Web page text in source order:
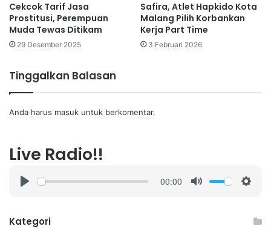
Cekcok Tarif Jasa
Prostitusi, Perempuan
Muda Tewas Ditikam
29 Desember 2025
Safira, Atlet Hapkido Kota
Malang Pilih Korbankan
Kerja Part Time
3 Februari 2026
Tinggalkan Balasan
Anda harus masuk untuk berkomentar.
Live Radio!!
a
00:00
Kategori